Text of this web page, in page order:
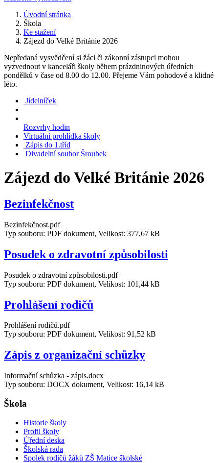
Úvodní stránka
Škola
Ke stažení
Zájezd do Velké Británie 2026
Nepředaná vysvědčení si žáci či zákonní zástupci mohou
vyzvednout v kanceláři školy během prázdninových úředních
pondělků v čase od 8.00 do 12.00. Přejeme Vám pohodové a klidné
léto.
Jídelníček
Rozvrhy hodin
Virtuální prohlídka školy
Zápis do 1.tříd
Divadelní soubor Šroubek
Zájezd do Velké Británie 2026
Bezinfekčnost
Bezinfekčnost.pdf
Typ souboru: PDF dokument, Velikost: 377,67 kB
Posudek o zdravotní způsobilosti
Posudek o zdravotní způsobilosti.pdf
Typ souboru: PDF dokument, Velikost: 101,44 kB
Prohlášení rodičů
Prohlášení rodičů.pdf
Typ souboru: PDF dokument, Velikost: 91,52 kB
Zápis z organizační schůzky
Informační schůzka - zápis.docx
Typ souboru: DOCX dokument, Velikost: 16,14 kB
Škola
Historie školy
Profil školy
Úřední deska
Školská rada
Spolek rodičů žáků ZŠ Matice školské